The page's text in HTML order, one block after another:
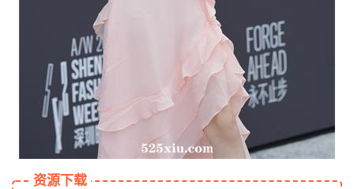
资源下载